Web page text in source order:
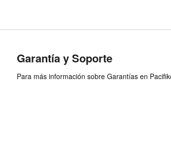
Garantía y Soporte
Para más información sobre Garantías en